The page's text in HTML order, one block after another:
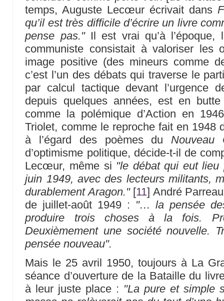
temps, Auguste Lecœur écrivait dans
qu’il est très difficile d’écrire un livre
pense pas."Il est vrai qu’à l’époque,
communiste consistait à valoriser les
image positive (des mineurs comme
c’est l’un des débats qui traverse le
par calcul tactique devant l’urgence
depuis quelques années, est en
comme la polémique d’Action en
Triolet, comme le reproche fait en 1948
à l’égard des poèmes du Nouveau
d’optimisme politique, décide-t-il de
Lecœur, même si "le débat qui eut
juin 1949, avec des lecteurs militants,
durablement Aragon."[11] André
de juillet-août 1949 : "… la pensée
produire trois choses à la fois.
Deuxièmement une société nouvelle.
pensée nouveau".
Mais le 25 avril 1950, toujours à La
séance d’ouverture de la Bataille du
à leur juste place : "La pure et simple